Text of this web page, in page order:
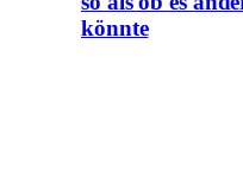
könnte